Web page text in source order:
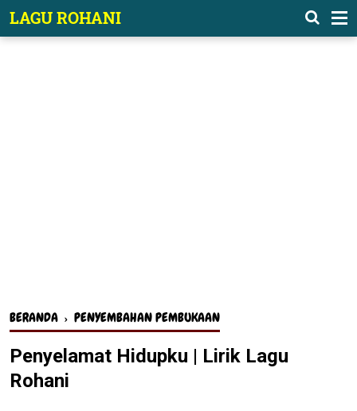
LAGU ROHANI
BERANDA › PENYEMBAHAN PEMBUKAAN
Penyelamat Hidupku | Lirik Lagu
Rohani